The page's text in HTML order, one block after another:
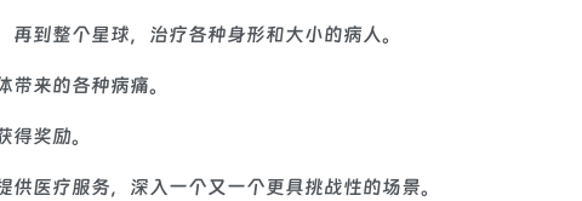
到整个星球，治疗各种身形和大小的病人。
来的各种病痛。
奖励。
医疗服务，深入一个又一个更具挑战性的场景。